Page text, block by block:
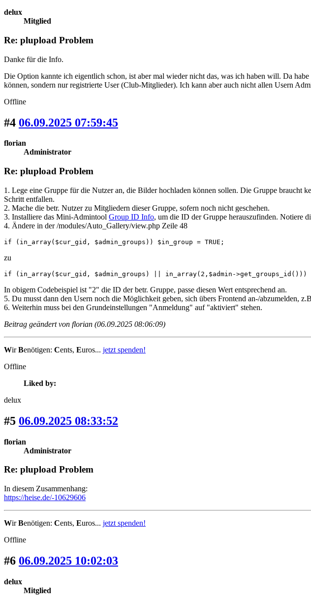
delux
Mitglied
Re: plupload Problem
Danke für die Info.
Die Option kannte ich eigentlich schon, ist aber mal wieder nicht das, was ich haben will. Da
können, sondern nur registrierte User (Club-Mitglieder). Ich kann aber auch nicht allen Usern
Offline
#4 06.09.2025 07:59:45
florian
Administrator
Re: plupload Problem
1. Lege eine Gruppe für die Nutzer an, die Bilder hochladen können sollen. Die Gruppe braucht
Schritt entfallen.
2. Mache die betr. Nutzer zu Mitgliedern dieser Gruppe, sofern noch nicht geschehen.
3. Installiere das Mini-Admintool Group ID Info, um die ID der Gruppe herauszufinden. Notiere
4. Ändere in der /modules/Auto_Gallery/view.php Zeile 48
if (in_array($cur_gid, $admin_groups)) $in_group = TRUE;
zu
if (in_array($cur_gid, $admin_groups) || in_array(2,$admin->get_groups_id()))
In obigem Codebeispiel ist "2" die ID der betr. Gruppe, passe diesen Wert entsprechend an.
5. Du musst dann den Usern noch die Möglichkeit geben, sich übers Frontend an-/abzumelden,
6. Weiterhin muss bei den Grundeinstellungen "Anmeldung" auf "aktiviert" stehen.
Beitrag geändert von florian (06.09.2025 08:06:09)
WirBenötigen: Cents, Euros... jetzt spenden!
Offline
Liked by:
delux
#5 06.09.2025 08:33:52
florian
Administrator
Re: plupload Problem
In diesem Zusammenhang:
https://heise.de/-10629606
WirBenötigen: Cents, Euros... jetzt spenden!
Offline
#6 06.09.2025 10:02:03
delux
Mitglied